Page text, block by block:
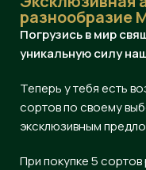
разнообразие
Погрузись в мир
уникальную силу
Теперь у тебя есть
сортов по своему
эксклюзивным
При покупке 5